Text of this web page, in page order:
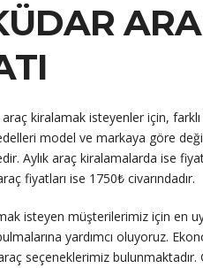
araç kiralamak isteyenler için,
model ve markaya göre
Aylık araç kiralamalarda ise
fiyatları ise 1750₺ civarındadır.
isteyen müşterilerimiz için en
yardımcı oluyoruz.
seçeneklerimiz bulunmaktadır.